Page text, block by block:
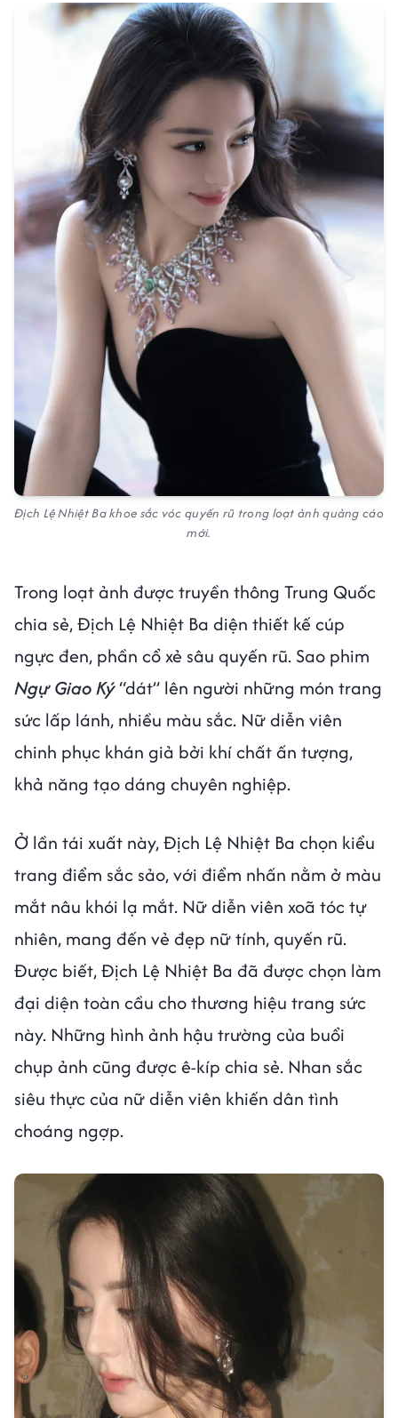
Địch Lệ Nhiệt Ba khoe sắc vóc quyến rũ trong loạt ảnh quảng cáo
mới.
Trong loạt ảnh được truyền thông Trung Quốc
chia sẻ, Địch Lệ Nhiệt Ba diện thiết kế cúp
ngực đen, phần cổ xẻ sâu quyến rũ. Sao phim
Ngự Giao Ký“dát” lên người những món trang
sức lấp lánh, nhiều màu sắc. Nữ diễn viên
chinh phục khán giả bởi khí chất ấn tượng,
khả năng tạo dáng chuyên nghiệp.
Ở lần tái xuất này, Địch Lệ Nhiệt Ba chọn kiểu
trang điểm sắc sảo, với điểm nhấn nằm ở màu
mắt nâu khói lạ mắt. Nữ diễn viên xoã tóc tự
nhiên, mang đến vẻ đẹp nữ tính, quyến rũ.
Được biết, Địch Lệ Nhiệt Ba đã được chọn làm
đại diện toàn cầu cho thương hiệu trang sức
này. Những hình ảnh hậu trường của buổi
chụp ảnh cũng được ê-kíp chia sẻ. Nhan sắc
siêu thực của nữ diễn viên khiến dân tình
choáng ngợp.